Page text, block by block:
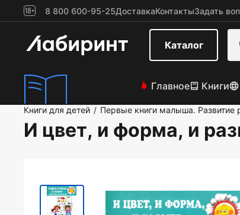
8 800 600-95-25ДоставкаКонтактыЗадать
Каталог
Главное Книги
Книги для детей / Первые книги малыша. Развитие
И цвет, и форма, и